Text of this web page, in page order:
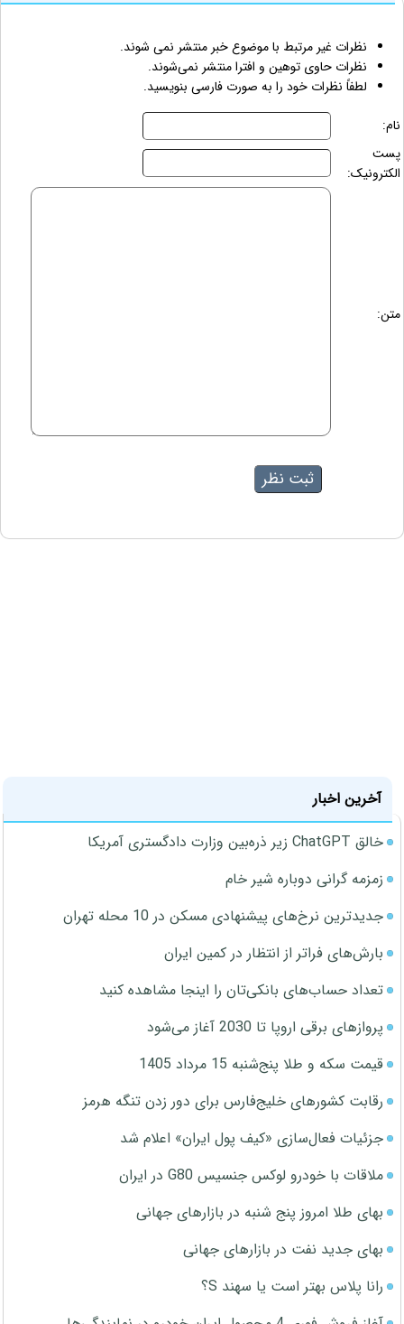
نظرات غیر مرتبط با موضوع خبر منتشر نمی شوند.
نظرات حاوی توهین و افترا منتشر نمی‌شوند.
لطفاً نظرات خود را به صورت فارسی بنویسید.
نام:
پست
الکترونیک:
متن:
آخرین اخبار
خالق ChatGPT زیر ذره‌بین وزارت دادگستری آمریکا
زمزمه گرانی دوباره شیر خام
جدیدترین نرخ‌های پیشنهادی مسکن در 10 محله تهران
بارش‌های فراتر از انتظار در کمین ایران
تعداد حساب‌های بانکی‌تان را اینجا مشاهده کنید
پروازهای برقی اروپا تا 2030 آغاز می‌شود
قیمت سکه و طلا پنج‌شنبه 15 مرداد 1405
رقابت کشورهای خلیج‌فارس برای دور زدن تنگه هرمز
جزئیات فعال‌سازی «کیف پول ایران» اعلام شد
ملاقات با خودرو لوکس جنسیس G80 در ایران
بهای طلا امروز پنج شنبه در بازارهای جهانی
بهای جدید نفت در بازارهای جهانی
رانا پلاس بهتر است یا سهند S؟